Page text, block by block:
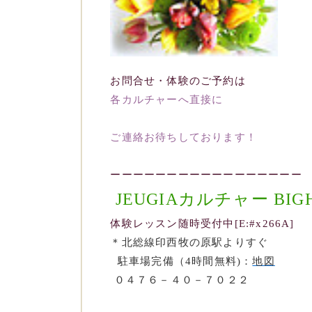
お問合せ・体験のご予約は
各カルチャーへ直接に
ご連絡お待ちしております！
ーーーーーーーーーーーーーーーーー
JEUGIAカルチャー
体験レッスン随時受付中[E:#x266A]
＊北総線印西牧の原駅よりすぐ
駐車場完備（4時間無料)：地図
０４７６－４０－７０２２